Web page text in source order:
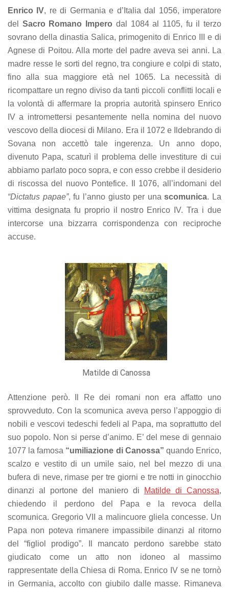
Enrico IV, re di Germania e d’Italia dal 1056, imperatore
del Sacro Romano Impero dal 1084 al 1105, fu il terzo
sovrano della dinastia Salica, primogenito di Enrico III e di
Agnese di Poitou. Alla morte del padre aveva sei anni. La
madre resse le sorti del regno, tra congiure e colpi di stato,
fino alla sua maggiore età nel 1065. La necessità di
ricompattare un regno diviso da tanti piccoli conflitti locali e
la volontà di affermare la propria autorità spinsero Enrico
IV a intromettersi pesantemente nella nomina del nuovo
vescovo della diocesi di Milano. Era il 1072 e Ildebrando di
Sovana non accettò tale ingerenza. Un anno dopo,
divenuto Papa, scaturì il problema delle investiture di cui
abbiamo parlato poco sopra, e con esso crebbe il desiderio
di riscossa del nuovo Pontefice. Il 1076, all’indomani del
“Dictatus papae”, fu l’anno giusto per unascomunica. La
vittima designata fu proprio il nostro Enrico IV. Tra i due
intercorse una bizzarra corrispondenza con reciproche
accuse.
Matilde di Canossa
Attenzione però. Il Re dei romani non era affatto uno
sprovveduto. Con la scomunica aveva perso l’appoggio di
nobili e vescovi tedeschi fedeli al Papa, ma soprattutto del
suo popolo. Non si perse d’animo. E’ del mese di gennaio
1077 la famosa “umiliazione di Canossa” quando Enrico,
scalzo e vestito di un umile saio, nel bel mezzo di una
bufera di neve, rimase per tre giorni e tre notti in ginocchio
dinanzi al portone del maniero di
Matilde di Canossa,
chiedendo il perdono del Papa e la revoca della
scomunica. Gregorio VII a malincuore gliela concesse. Un
Papa non poteva rimanere impassibile dinanzi al ritorno
del “figliol prodigo”. Il mancato perdono sarebbe stato
giudicato come un atto non idoneo al massimo
rappresentate della Chiesa di Roma. Enrico IV se ne tornò
in Germania, accolto con giubilo dalle masse. Rimaneva